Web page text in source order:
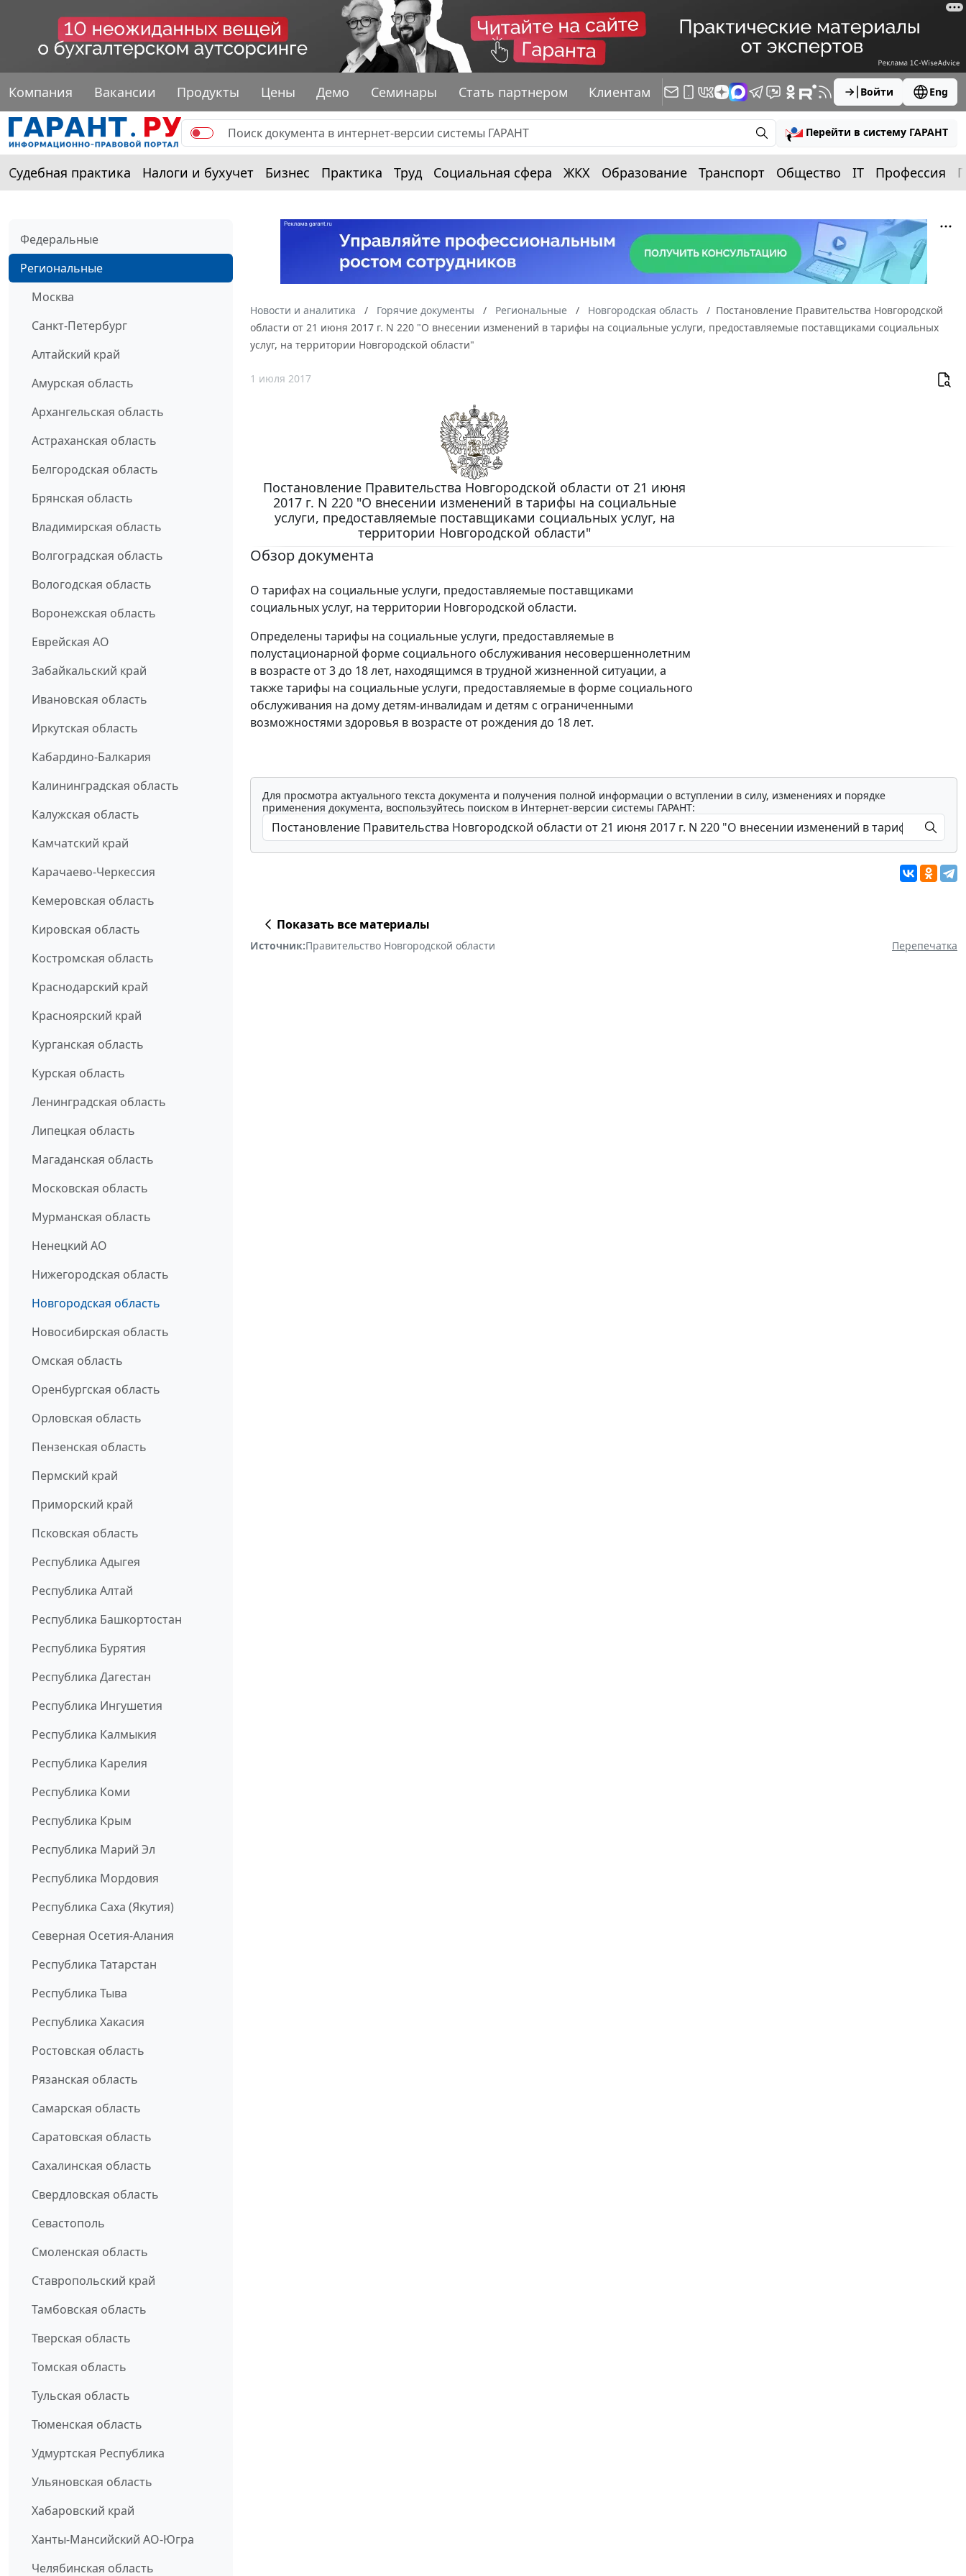
Компания Вакансии Продукты Цены Демо Семинары Стать партнером Клиентам Войти Eng
Перейти в систему ГАРАНТ
Судебная практика Налоги и бухучет Бизнес Практика Труд Социальная сфера ЖКХ Образование Транспорт Общество IT Профессия
Федеральные
Региональные
Москва
Санкт-Петербург
Алтайский край
Амурская область
Архангельская область
Астраханская область
Белгородская область
Брянская область
Владимирская область
Волгоградская область
Вологодская область
Воронежская область
Еврейская АО
Забайкальский край
Ивановская область
Иркутская область
Кабардино-Балкария
Калининградская область
Калужская область
Камчатский край
Карачаево-Черкессия
Кемеровская область
Кировская область
Костромская область
Краснодарский край
Красноярский край
Курганская область
Курская область
Ленинградская область
Липецкая область
Магаданская область
Московская область
Мурманская область
Ненецкий АО
Нижегородская область
Новгородская область
Новосибирская область
Омская область
Оренбургская область
Орловская область
Пензенская область
Пермский край
Приморский край
Псковская область
Республика Адыгея
Республика Алтай
Республика Башкортостан
Республика Бурятия
Республика Дагестан
Республика Ингушетия
Республика Калмыкия
Республика Карелия
Республика Коми
Республика Крым
Республика Марий Эл
Республика Мордовия
Республика Саха (Якутия)
Северная Осетия-Алания
Республика Татарстан
Республика Тыва
Республика Хакасия
Ростовская область
Рязанская область
Самарская область
Саратовская область
Сахалинская область
Свердловская область
Севастополь
Смоленская область
Ставропольский край
Тамбовская область
Тверская область
Томская область
Тульская область
Тюменская область
Удмуртская Республика
Ульяновская область
Хабаровский край
Ханты-Мансийский АО-Югра
Челябинская область
Новости и аналитика Горячие документы Региональные Новгородская область
Постановление Правительства Новгородской
области от 21 июня 2017 г. N 220 "О внесении изменений в тарифы на социальные услуги, предоставляемые поставщиками социальных
услуг, на территории Новгородской области"
1 июля 2017
Постановление Правительства Новгородской области от 21 июня
2017 г. N 220 "О внесении изменений в тарифы на социальные
услуги, предоставляемые поставщиками социальных услуг, на
территории Новгородской области"
Обзор документа
О тарифах на социальные услуги, предоставляемые поставщиками
социальных услуг, на территории Новгородской области.
Определены тарифы на социальные услуги, предоставляемые в
полустационарной форме социального обслуживания несовершеннолетним
в возрасте от 3 до 18 лет, находящимся в трудной жизненной ситуации, а
также тарифы на социальные услуги, предоставляемые в форме социального
обслуживания на дому детям-инвалидам и детям с ограниченными
возможностями здоровья в возрасте от рождения до 18 лет.
Для просмотра актуального текста документа и получения полной информации о вступлении в силу, изменениях и порядке
применения документа, воспользуйтесь поиском в Интернет-версии системы ГАРАНТ:
Показать все материалы
Источник:Правительство Новгородской области Перепечатка